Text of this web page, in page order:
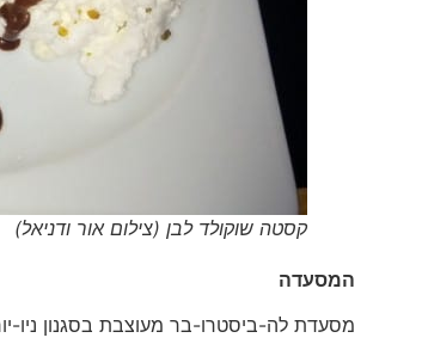
קסטה שוקולד לבן (צילום אור ודניאל)
המסעדה
מסעדת לה-ביסטרו-בר מעוצבת בסגנון ניו-